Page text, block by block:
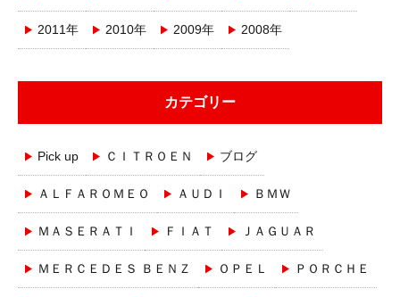
2011年 2010年 2009年 2008年
カテゴリー
Pick up ＣＩＴＲＯＥＮ ブログ
ＡＬＦＡＲＯＭＥＯ ＡＵＤＩ ＢＭＷ
ＭＡＳＥＲＡＴＩ ＦＩＡＴ ＪＡＧＵＡＲ
ＭＥＲＣＥＤＥＳ ＢＥＮＺ ＯＰＥＬ ＰＯＲＣＨＥ